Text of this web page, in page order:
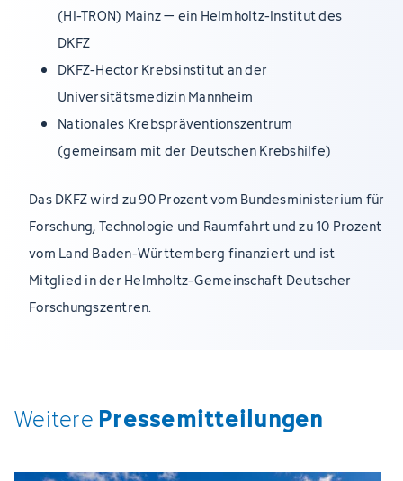
(HI-TRON) Mainz – ein Helmholtz-Institut des
DKFZ
DKFZ-Hector Krebsinstitut an der
Universitätsmedizin Mannheim
Nationales Krebspräventionszentrum
(gemeinsam mit der Deutschen Krebshilfe)
Das DKFZ wird zu 90 Prozent vom Bundesministerium für
Forschung, Technologie und Raumfahrt und zu 10 Prozent
vom Land Baden-Württemberg finanziert und ist
Mitglied in der Helmholtz-Gemeinschaft Deutscher
Forschungszentren.
Weitere Pressemitteilungen